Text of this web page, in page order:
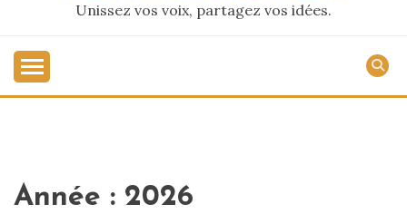
Unissez vos voix, partagez vos idées.
Année : 2026